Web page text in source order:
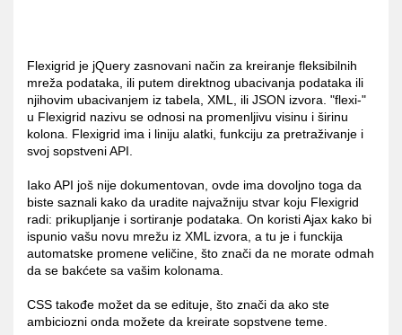
Flexigrid je jQuery zasnovani način za kreiranje fleksibilnih
mreža podataka, ili putem direktnog ubacivanja podataka ili
njihovim ubacivanjem iz tabela, XML, ili JSON izvora. "flexi-"
u Flexigrid nazivu se odnosi na promenljivu visinu i širinu
kolona. Flexigrid ima i liniju alatki, funkciju za pretraživanje i
svoj sopstveni API.
Iako API još nije dokumentovan, ovde ima dovoljno toga da
biste saznali kako da uradite najvažniju stvar koju Flexigrid
radi: prikupljanje i sortiranje podataka. On koristi Ajax kako bi
ispunio vašu novu mrežu iz XML izvora, a tu je i funckija
automatske promene veličine, što znači da ne morate odmah
da se bakćete sa vašim kolonama.
CSS takođe možet da se edituje, što znači da ako ste
ambiciozni onda možete da kreirate sopstvene teme.